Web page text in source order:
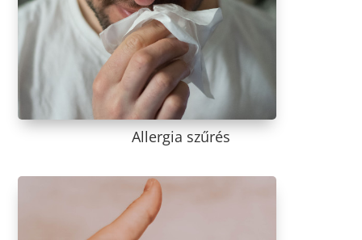
Allergia szűrés